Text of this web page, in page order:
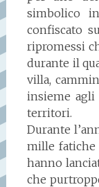
simbolico
confiscato
ripromessi
durante il
villa,
insieme agli
territori.
Durante
mille fatiche
hanno
che